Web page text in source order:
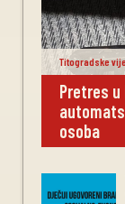
Titogradske
Pretres u
osoba